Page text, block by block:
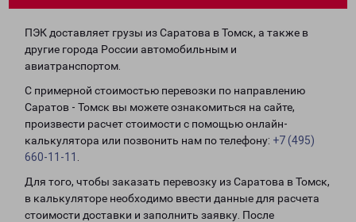
ПЭК доставляет грузы из Саратова в Томск, а также в
другие города России автомобильным и
авиатранспортом.
С примерной стоимостью перевозки по направлению
Саратов - Томск вы можете ознакомиться на сайте,
произвести расчет стоимости с помощью онлайн-
калькулятора или позвонить нам по телефону: +7 (495)
660-11-11
Для того, чтобы заказать перевозку из Саратова в Томск,
в калькуляторе необходимо ввести данные для расчета
стоимости доставки и заполнить заявку. После